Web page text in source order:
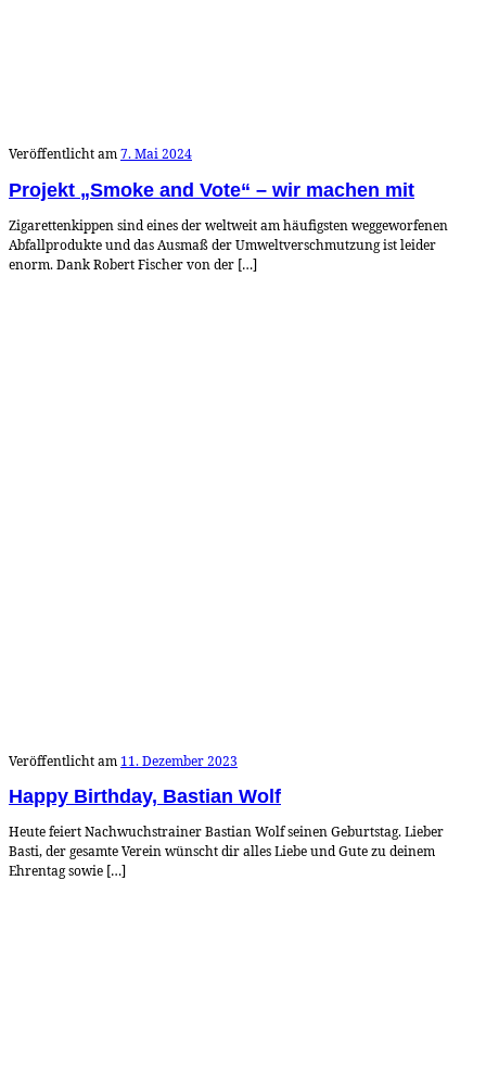
Veröffentlicht am7. Mai 2024
Projekt „Smoke and Vote“ – wir machen mit
Zigarettenkippen sind eines der weltweit am häufigsten weggeworfenen
Abfallprodukte und das Ausmaß der Umweltverschmutzung ist leider
enorm. Dank Robert Fischer von der […]
Veröffentlicht am 11. Dezember 2023
Happy Birthday, Bastian Wolf
Heute feiert Nachwuchstrainer Bastian Wolf seinen Geburtstag. Lieber
Basti, der gesamte Verein wünscht dir alles Liebe und Gute zu deinem
Ehrentag sowie […]